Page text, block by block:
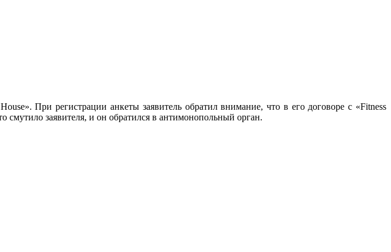
При регистрации анкеты заявитель обратил внимание, что в его договоре с «Fitness
смутило заявителя, и он обратился в антимонопольный орган.